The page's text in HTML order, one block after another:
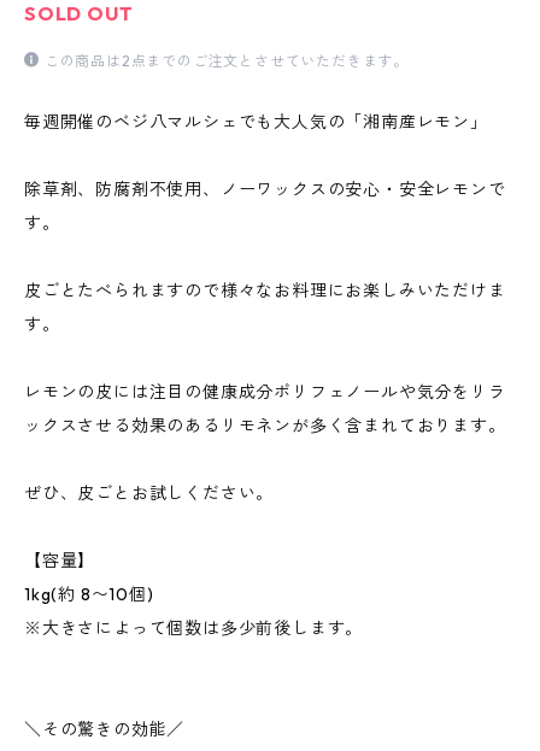
SOLD OUT
この商品は2点までのご注文とさせていただきます。
毎週開催のベジ八マルシェでも大人気の「湘南産レモン」
除草剤、防腐剤不使用、ノーワックスの安心・安全レモンで
す。
皮ごとたべられますので様々なお料理にお楽しみいただけま
す。
レモンの皮には注目の健康成分ポリフェノールや気分をリラ
ックスさせる効果のあるリモネンが多く含まれております。
ぜひ、皮ごとお試しください。
【容量】
1kg(約 8〜10個)
※大きさによって個数は多少前後します。
＼その驚きの効能／